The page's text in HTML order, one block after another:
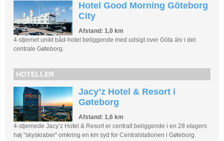
Hotel Good Morning Göteborg
City
Afstand: 1,0 km
4-stjernet unikt båd-hotel beliggende med udsigt over Göta älv i det
centrale Gøteborg.
HOTELLER
Jacy’z Hotel & Resort i
Gøteborg
Afstand: 1,6 km
4-stjernede Jacy’z Hotel & Resort er centralt beliggende i en 28 etagers
høj "skyskraber" omkring en km syd for Centralstationen i Gøteborg.